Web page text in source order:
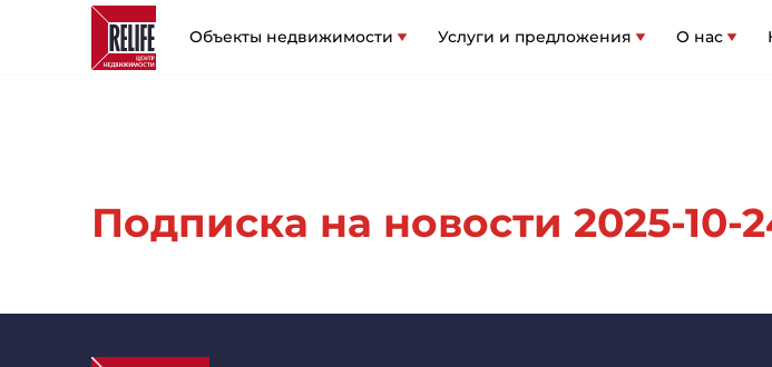
Объекты недвижимости Услуги и предложения О нас
Подписка на новости 2025-10-